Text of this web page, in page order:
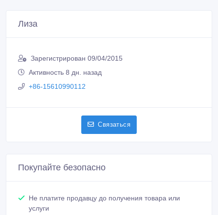
Лиза
Зарегистрирован 09/04/2015
Активность 8 дн. назад
+86-15610990112
Связаться
Покупайте безопасно
Не платите продавцу до получения товара или
услуги